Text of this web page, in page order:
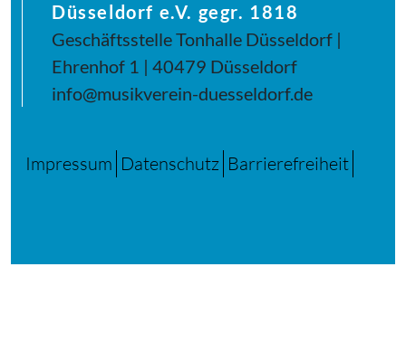
Düsseldorf e.V. gegr. 1818
Geschäftsstelle Tonhalle Düsseldorf |
Ehrenhof 1 | 40479 Düsseldorf
info@musikverein-duesseldorf.de
Impressum Datenschutz Barrierefreiheit